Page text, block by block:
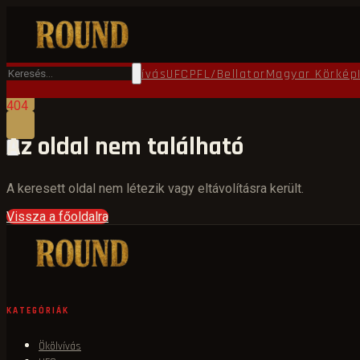
FőoldalRound TV ÖkölvívásUFCPFL/BellatorMagyar Körkép
404
Az oldal nem található
A keresett oldal nem létezik vagy eltávolításra került.
Vissza a főoldalra
KATEGÓRIÁK
Ökölvívás